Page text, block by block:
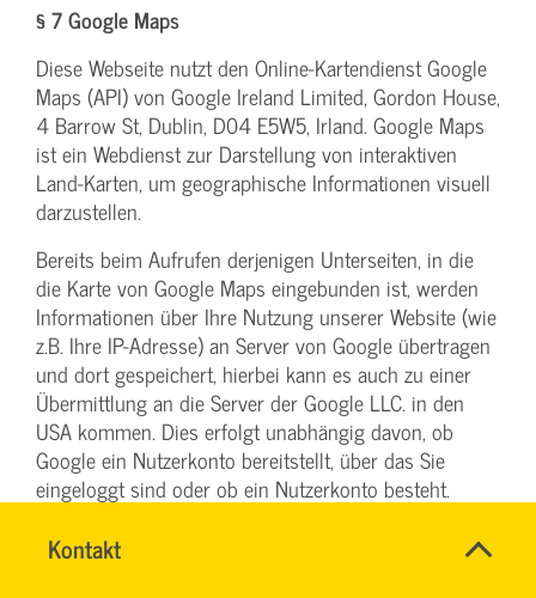
Kontakt
SYBILLE
Name*
§ 7 Google Maps
Diese Webseite nutzt den Online-Kartendienst Google
Maps (API) von Google Ireland Limited, Gordon House,
4 Barrow St, Dublin, D04 E5W5, Irland. Google Maps
ist ein Webdienst zur Darstellung von interaktiven
Land-Karten, um geographische Informationen visuell
darzustellen.
Bereits beim Aufrufen derjenigen Unterseiten, in die
die Karte von Google Maps eingebunden ist, werden
Informationen über Ihre Nutzung unserer Website (wie
z.B. Ihre IP-Adresse) an Server von Google übertragen
und dort gespeichert, hierbei kann es auch zu einer
Übermittlung an die Server der Google LLC. in den
USA kommen. Dies erfolgt unabhängig davon, ob
Google ein Nutzerkonto bereitstellt, über das Sie
eingeloggt sind oder ob ein Nutzerkonto besteht.
Daten direkt Ihrem Konto zugeordnet. Wenn Sie die